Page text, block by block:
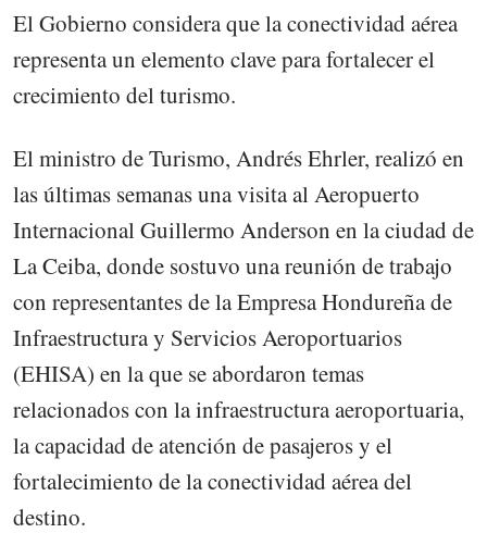
El Gobierno considera que la conectividad aérea
representa un elemento clave para fortalecer el
crecimiento del turismo.
El ministro de Turismo, Andrés Ehrler, realizó en
las últimas semanas una visita al Aeropuerto
Internacional Guillermo Anderson en la ciudad de
La Ceiba, donde sostuvo una reunión de trabajo
con representantes de la Empresa Hondureña de
Infraestructura y Servicios Aeroportuarios
(EHISA) en la que se abordaron temas
relacionados con la infraestructura aeroportuaria,
la capacidad de atención de pasajeros y el
fortalecimiento de la conectividad aérea del
destino.